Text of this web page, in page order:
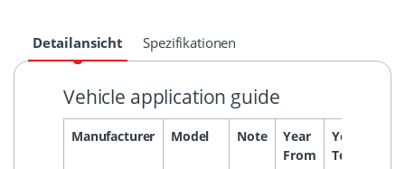
Detailansicht Spezifikationen
Vehicle application guide
Manufacturer Model Note
Year
From
Year
To